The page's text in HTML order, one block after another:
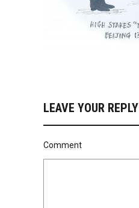
LEAVE YOUR REPLY
Comment